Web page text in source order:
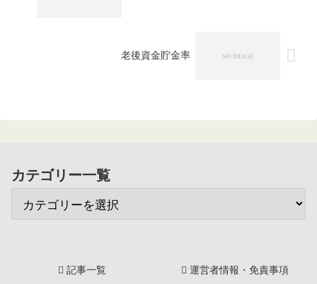
老後資金貯金率
カテゴリー一覧
記事一覧 運営者情報・免責事項